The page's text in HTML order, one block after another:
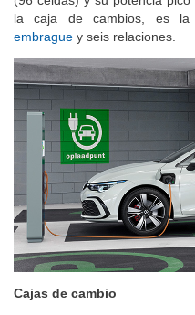
la caja de cambios, es la
embrague y seis relaciones.
Cajas de cambio